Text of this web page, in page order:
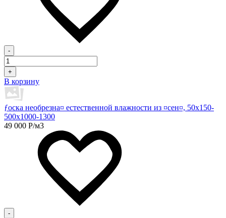
-
+
В корзину
ƒоска необрезна¤ естественной влажности из ¤сен¤, 50х150-
500х1000-1300
49 000 Р/м3
-